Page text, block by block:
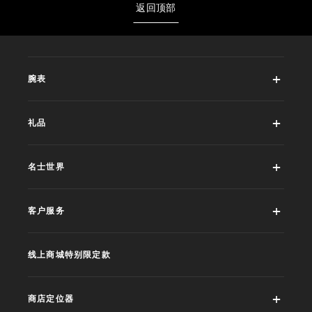
返回顶部
腕表
礼品
名士世界
客户服务
线上商城特别限定款
商店定位器